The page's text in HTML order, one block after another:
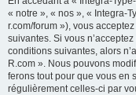
« notre », « nos », « Integra-
r.com/forum »), vous
suivantes. Si vous
conditions suivantes, alors
R.com ». Nous pouvons
ferons tout pour que vous en
régulièrement celles-ci par